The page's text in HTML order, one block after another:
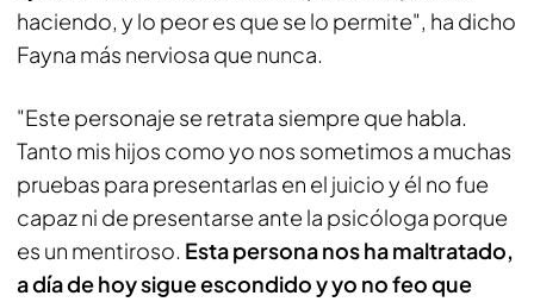
haciendo, y lo peor es que se lo permite", ha dicho
Fayna más nerviosa que nunca.
"Este personaje se retrata siempre que habla.
Tanto mis hijos como yo nos sometimos a muchas
pruebas para presentarlas en el juicio y él no fue
capaz ni de presentarse ante la psicóloga porque
es un mentiroso. Esta persona nos ha maltratado,
a día de hoy sigue escondido y yo no feo que